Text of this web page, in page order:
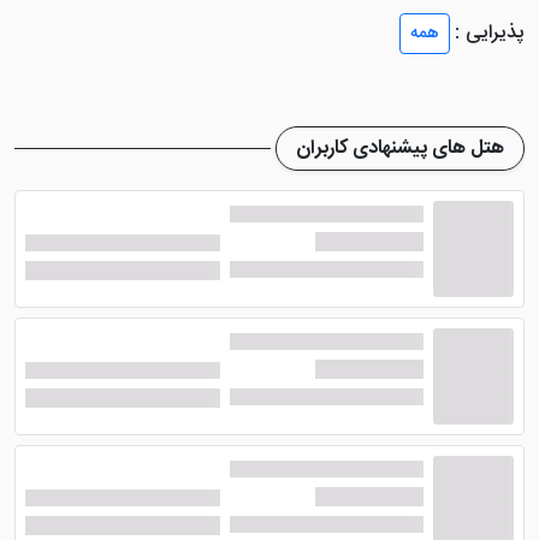
هتل فروم ایروان
بیشتر از انتخاب این هتل راضی خواهید شد. این اتاق‌ ها با
دیزاین کلاسیک طراحی شده اند که جلوه ای چشم گیر را به
نمایش می گذارند. به گونه ای که حتی از یک سبک مدرن
هم، جذاب تر می باشند.
علاوه بر این، اتاق های هتل تمامی مجهز به امکانات رفاهی
کامل می باشند که راحتی و آرامش را مهمان لحظات شما
عزیزان خواهند کرد. از جمله این امکانات می توان به سیستم
تهویه‌ی مطبوع، تلویزیون صفحه‌ تخت با کانال ‌های ماهواره
‌ای، مینی‌بار، حمام اختصاصی با دوش، سیستم گرمایش و
سرمایش، مبلمان راحتی، سرویس بهداشتی فرنگی و ....
اشاره نمود.
پذیرایی :
همه
هتل های پیشنهادی کاربران